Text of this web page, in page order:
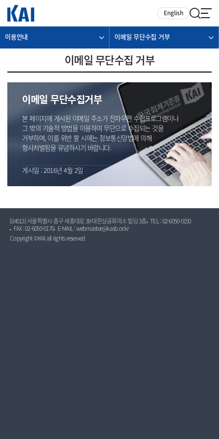
English
이용안내 이메일 무단수집 거부
이메일 무단수집 거부
이메일 무단수집거부
본 페이지에 게시된 이메일 주소가 전자우편 수집프로그램이나
그 밖의 기술적 방법을 이용하여 무단으로 수집되는 것을
거부하며, 이를 위반 할 시에는 정보통신망법에 의해
형사처벌됨을 유념하시기 바랍니다.
게시일 : 2016년 4월 2일
[04513] 서울특별시 중구 세종대로 39 대한상공회의소 빌딩 3층 TEL : 02-6050-0150
FAX : 02-6050-0170
E-MAIL : webmaster@kasb.or.kr
Copyright ©KAI all rights reserved